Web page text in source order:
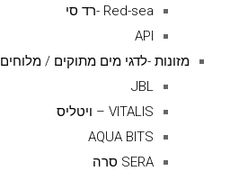
Red-sea -רד סי
API
מזונות -לדגי מים מתוקים / מלוחים
JBL
VITALIS – ויטליס
AQUA BITS
SERA סרה